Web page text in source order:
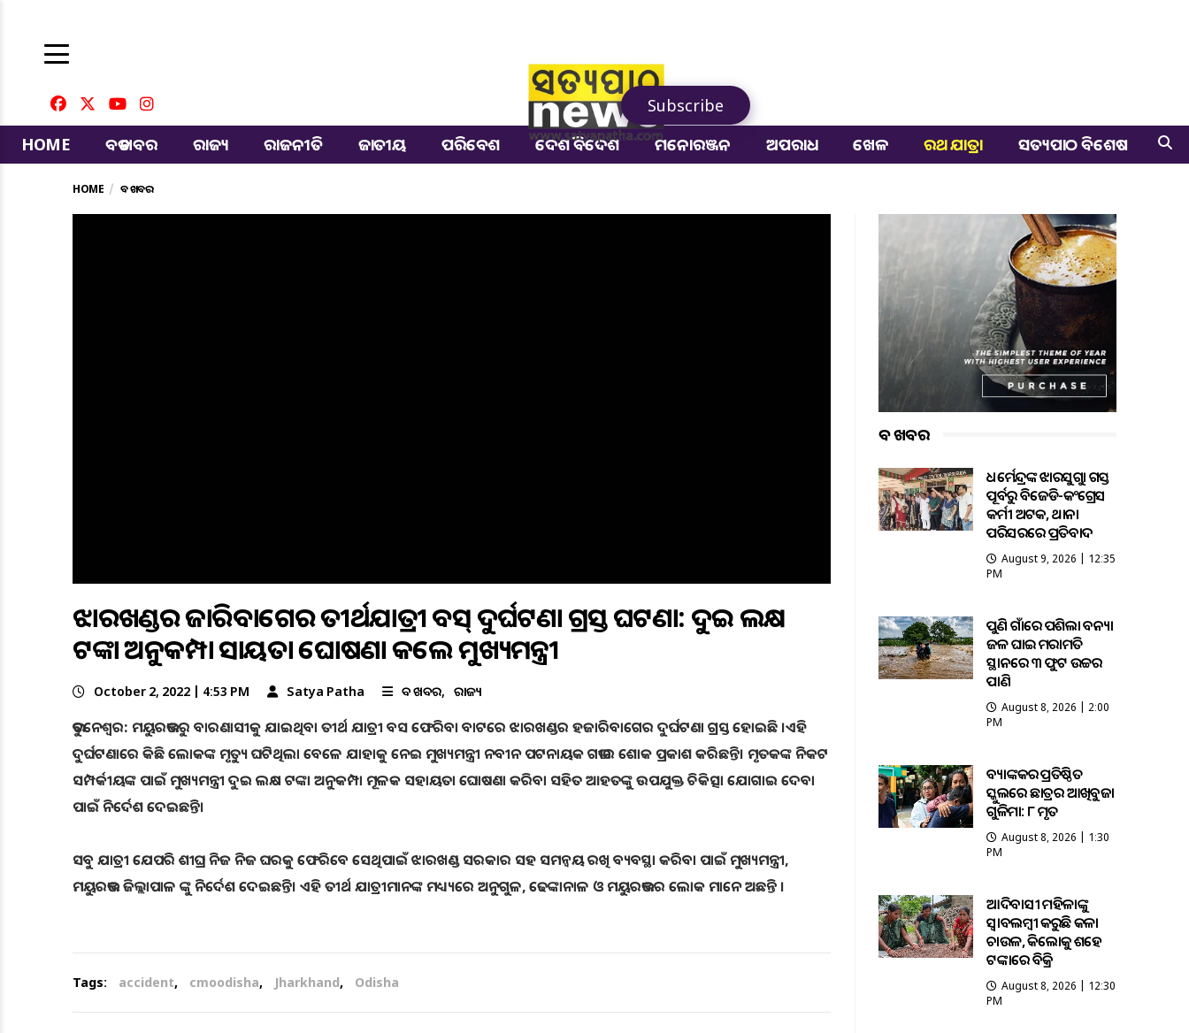
Subscribe
HOME
ବଡ ଖବର ରାଜ୍ୟ ରାଜନୀତି ଜାତୀୟ ପରିବେଶ ଦେଶ ବିଦେଶ ମନୋରଞ୍ଜନ ଅପରାଧ ଖେଳ ରଥ ଯାତ୍ରା ସତ୍ୟପାଠ ବିଶେଷ
HOME ବଡ ଖବର
ଝାରଖଣ୍ଡର ହଜାରିବାଗ‌େର ତୀର୍ଥଯାତ୍ରୀ ବସ୍ ଦୁର୍ଘଟଣା ଗ୍ରସ୍ତ ଘଟଣା: ଦୁଇ ଲକ୍ଷ
ଟଙ୍କା ଅନୁକମ୍ପା ସହାୟତା ଘୋଷଣା କଲେ ମୁଖ୍ୟମନ୍ତ୍ରୀ
October 2, 2022 | 4:53 PM Satya Patha ବଡ ଖବର ରାଜ୍ୟ
ଭୁବନେଶ୍ୱର: ମୟୁରଭଞ୍ଜରୁ ବାରଣାସୀକୁ ଯାଇଥିବା ତୀର୍ଥ ଯାତ୍ରୀ ବସ ଫେରିବା ବାଟରେ ଝାରଖଣ୍ଡର ହଜାରିବାଗ‌େର ଦୁର୍ଘଟଣା ଗ୍ରସ୍ତ ହୋଇଛି ।ଏହି
ଦୁର୍ଘଟଣାରେ କିଛି ଲୋକଙ୍କ ମୃତ୍ୟୁ ଘଟିଥିଲା ବେଳେ ଯାହାକୁ ନେଇ ମୁଖ୍ୟମନ୍ତ୍ରୀ ନବୀନ ପଟନାୟକ ଗଭୀର ଶୋକ ପ୍ରକାଶ କରିଛନ୍ତି। ମୃତକଙ୍କ ନିକଟ
ସମ୍ପର୍କୀୟଙ୍କ ପାଇଁ ମୁଖ୍ୟମନ୍ତ୍ରୀ ଦୁଇ ଲକ୍ଷ ଟଙ୍କା ଅନୁକମ୍ପା ମୂଳକ ସହାୟତା ଘୋଷଣା କରିବା ସହିତ ଆହତଙ୍କୁ ଉପଯୁକ୍ତ ଚିକିତ୍ସା ଯୋଗାଇ ଦେବା
ପାଇଁ ନିର୍ଦେଶ ଦେଇଛନ୍ତି।
ସବୁ ଯାତ୍ରୀ ଯେପରି ଶୀଘ୍ର ନିଜ ନିଜ ଘରକୁ ଫେରିବେ ସେଥିପାଇଁ ଝାରଖଣ୍ଡ ସରକାର ସହ ସମନ୍ୱୟ ରଖି ବ୍ୟବସ୍ଥା କରିବା ପାଇଁ ମୁଖ୍ୟମନ୍ତ୍ରୀ,
ମୟୁରଭଞ୍ଜ ଜିଲ୍ଲାପାଳ ଙ୍କୁ ନିର୍ଦେଶ ଦେଇଛନ୍ତି। ଏହି ତୀର୍ଥ ଯାତ୍ରୀମାନଙ୍କ ମଧ୍ୟ୍ୟରେ ଅନୁଗୁଳ, ଢେଙ୍କାନାଳ ଓ ମୟୁରଭଞ୍ଜର ଲୋକ ମାନେ ଅଛନ୍ତି ।
Tags: accident, cmoodisha, Jharkhand, Odisha
ବଡ ଖବର
ଧର୍ମେନ୍ଦ୍ରଙ୍କ ଝାରସୁଗୁଡ଼ା ଗସ୍ତ
ପୂର୍ବରୁ ବିଜେଡି-କଂଗ୍ରେସ
କର୍ମୀ ଅଟକ, ଥାନା
ପରିସରରେ ପ୍ରତିବାଦ
August 9, 2026 | 12:35
PM
ପୁଣି ଗାଁରେ ପଶିଲା ବନ୍ୟା
ଜଳ ଘାଇ ମରାମତି
ସ୍ଥାନରେ ୩ ଫୁଟ ଉଚ୍ଚର
ପାଣି
August 8, 2026 | 2:00
PM
ବ୍ୟାଙ୍କକର ପ୍ରତିଷ୍ଠିତ
ସ୍କୁଲରେ ଛାତ୍ରର ଆଖିବୁଜା
ଗୁଳିମାଡ଼: ୮ ମୃତ
August 8, 2026 | 1:30
PM
ଆଦିବାସୀ ମହିଳାଙ୍କୁ
ସ୍ଵାବଲମ୍ଵୀ କରୁଛି କଳା
ଚାଉଳ, କିଲୋକୁ ଶହେ
ଟଙ୍କାରେ ବିକ୍ରି
August 8, 2026 | 12:30
PM